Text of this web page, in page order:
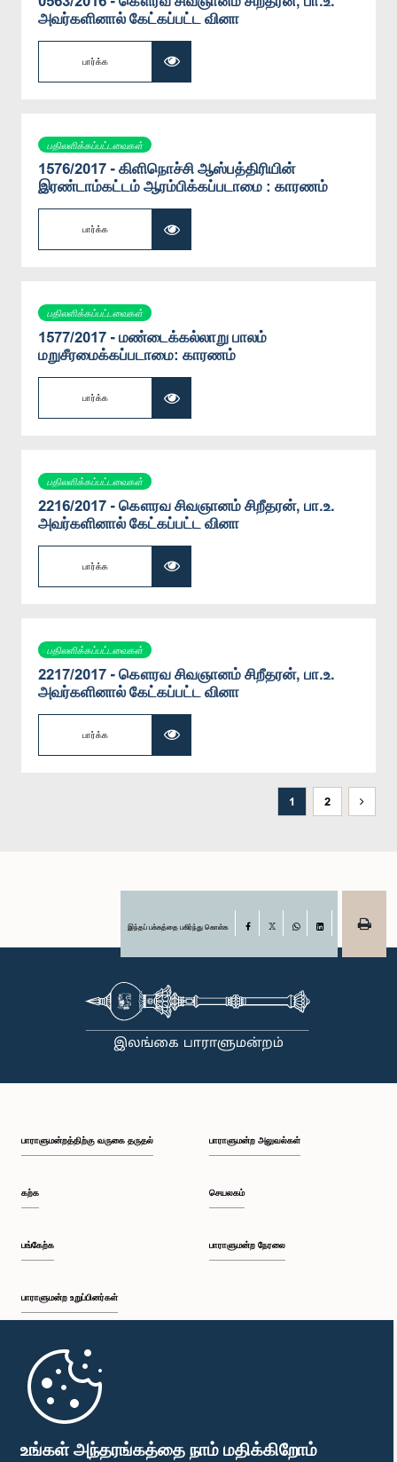
உங்கள் அந்தரங்கத்தை நாம் மதிக்கிறோம்
அவர்களினால் கேட்கப்பட்ட வினா
பார்க்க
பதிலளிக்கப்பட்டவைகள்
1576/2017 - கிளிநொச்சி ஆஸ்பத்திரியின்
இரண்டாம்கட்டம் ஆரம்பிக்கப்படாமை : காரணம்
பார்க்க
பதிலளிக்கப்பட்டவைகள்
1577/2017 - மண்டைக்கல்லாறு பாலம்
மறுசீரமைக்கப்படாமை: காரணம்
பார்க்க
பதிலளிக்கப்பட்டவைகள்
2216/2017 - கௌரவ சிவஞானம் சிறீதரன், பா.உ.
அவர்களினால் கேட்கப்பட்ட வினா
பார்க்க
பதிலளிக்கப்பட்டவைகள்
2217/2017 - கௌரவ சிவஞானம் சிறீதரன், பா.உ.
அவர்களினால் கேட்கப்பட்ட வினா
பார்க்க
1 2
இந்தப் பக்கத்தை பகிர்ந்து கொள்க Facebook
பாராளுமன்றத்திற்கு வருகை தருதல்
கற்க
பங்கேற்க
பாராளுமன்ற உறுப்பினர்கள்
முதற்பக்கம்
பாராளுமன்ற அலுவல்கள்
செயலகம்
பாராளுமன்ற நேரலை
பாராளுமன்ற கையடக்க செயலி